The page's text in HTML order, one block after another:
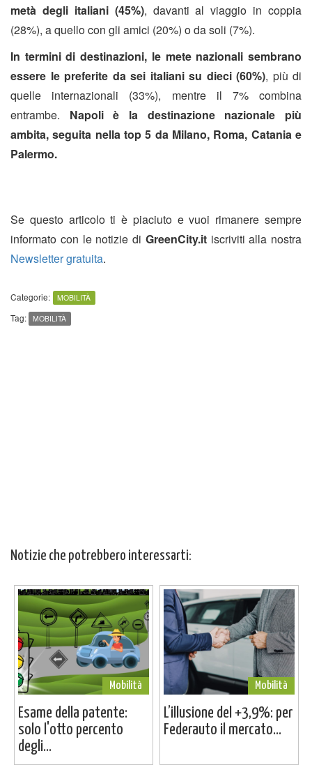
metà degli italiani (45%), davanti al viaggio in coppia
(28%), a quello con gli amici (20%) o da soli (7%).
In termini di destinazioni, le mete nazionali sembrano
essere le preferite da sei italiani su dieci (60%), più di
quelle internazionali (33%), mentre il 7% combina
entrambe. Napoli è la destinazione nazionale più
ambita, seguita nella top 5 da Milano, Roma, Catania e
Palermo.
Se questo articolo ti è piaciuto e vuoi rimanere sempre
informato con le notizie di GreenCity.itiscriviti alla nostra
Newsletter gratuita.
Categorie: MOBILITÀ
Tag: MOBILITÀ
Notizie che potrebbero interessarti:
Mobilità
Esame della patente:
solo l'otto percento
degli...
Mobilità
L’illusione del +3,9%: per
Federauto il mercato...